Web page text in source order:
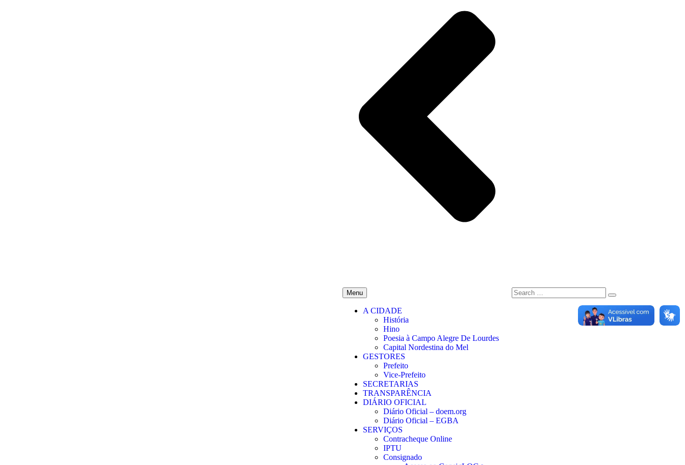
Menu
A CIDADE
História
Hino
Poesia à Campo Alegre De Lourdes
Capital Nordestina do Mel
GESTORES
Prefeito
Vice-Prefeito
SECRETARIAS
TRANSPARÊNCIA
DIÁRIO OFICIAL
Diário Oficial – doem.org
Diário Oficial – EGBA
SERVIÇOS
Contracheque Online
IPTU
Consignado